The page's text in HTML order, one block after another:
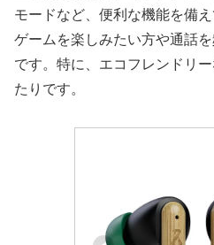
モードなど、便利な機能を備
ゲームを楽しみたい方や通話
です。特に、エコフレンドリ
たりです。